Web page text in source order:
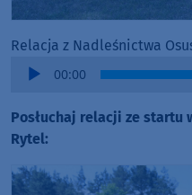
Relacja z Nadleśnictwa
Audio
00:00
Posłuchaj relacji ze
Rytel: